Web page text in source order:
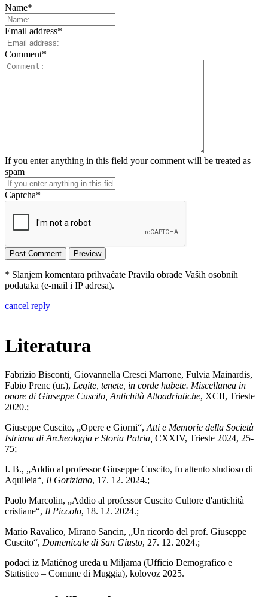
Name*
Email address*
Comment*
If you enter anything in this field your comment will be treated as
spam
Captcha*
* Slanjem komentara prihvaćate Pravila obrade Vaših osobnih
podataka (e-mail i IP adresa).
cancel reply
Literatura
Fabrizio Bisconti, Giovannella Cresci Marrone, Fulvia Mainardis,
Fabio Prenc (ur.), Legite, tenete, in corde habete. Miscellanea in
onore di Giuseppe Cuscito, Antichità Altoadriatiche, XCII, Trieste
2020.;
Giuseppe Cuscito, „Opere e Giorni“,Atti e Memorie della Società
Istriana di Archeologia e Storia Patria, CXXIV, Trieste 2024, 25-
75;
I. B., „Addio al professor Giuseppe Cuscito, fu attento studioso di
Aquileia“, Il Goriziano, 17. 12. 2024.;
Paolo Marcolin, „Addio al professor Cuscito Cultore d'antichità
cristiane“, Il Piccolo, 18. 12. 2024.;
Mario Ravalico, Mirano Sancin, „Un ricordo del prof. Giuseppe
Cuscito“, Domenicale di San Giusto, 27. 12. 2024.;
podaci iz Matičnog ureda u Miljama (Ufficio Demografico e
Statistico – Comune di Muggia), kolovoz 2025.